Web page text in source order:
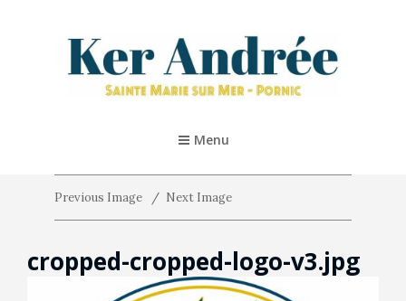
Menu
Previous Image Next Image
cropped-cropped-logo-v3.jpg